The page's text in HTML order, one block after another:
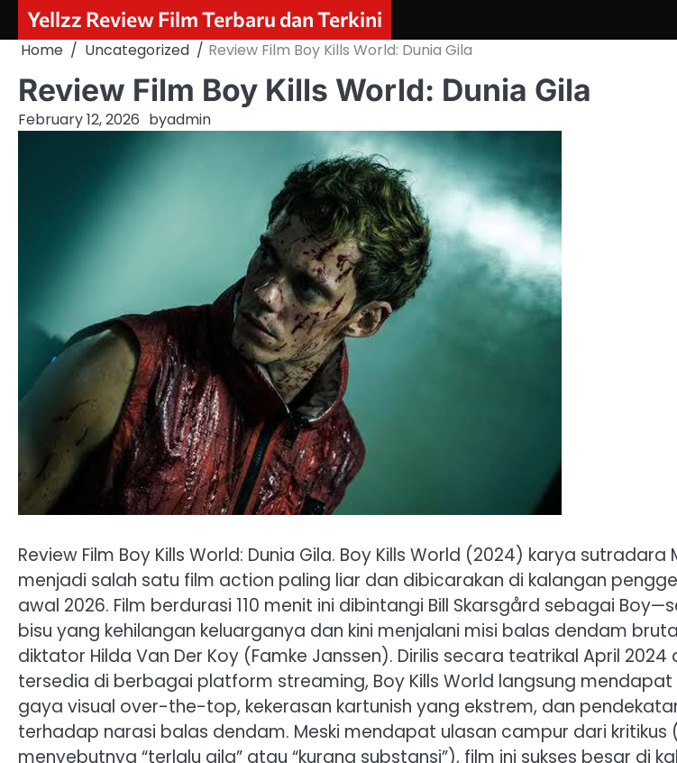
Skip
content
Yellzz Review Film Terbaru dan Terkini
Home Uncategorized Review Film Boy Kills World: Dunia Gila
Review Film Boy Kills World: Dunia Gila
February 12, 2026 byadmin
Review Film Boy Kills World: Dunia Gila. Boy Kills World (2024) karya
menjadi salah satu film action paling liar dan dibicarakan di kalangan
awal 2026. Film berdurasi 110 menit ini dibintangi Bill Skarsgård sebagai
bisu yang kehilangan keluarganya dan kini menjalani misi balas dendam
diktator Hilda Van Der Koy (Famke Janssen). Dirilis secara teatrikal April 2024
tersedia di berbagai platform streaming, Boy Kills World langsung
gaya visual over-the-top, kekerasan kartunish yang ekstrem, dan
terhadap narasi balas dendam. Meski mendapat ulasan campur dari kritikus
menyebutnya “terlalu gila” atau “kurang substansi”), film ini sukses besar di